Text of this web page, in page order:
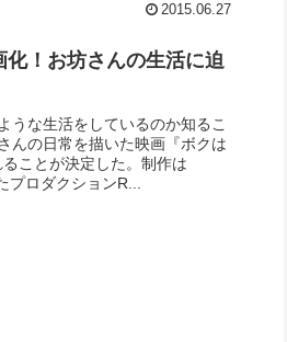
2015.06.27
！お坊さんの生活に迫
うな生活をしているのか知るこ
んの日常を描いた映画『ボクは
ことが決定した。制作は
プロダクションR...